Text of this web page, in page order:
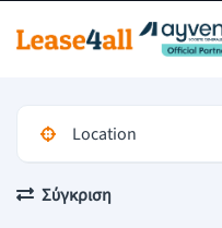
Σύγκριση